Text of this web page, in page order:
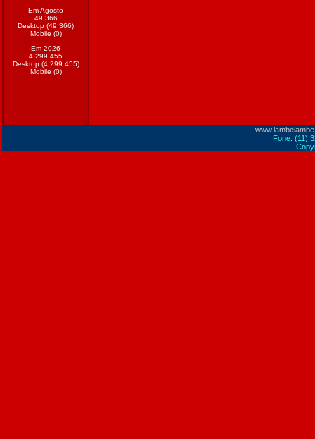
Em Agosto
49.366
Desktop (49.366)
Mobile (0)
Em 2026
4.299.455
Desktop (4.299.455)
Mobile (0)
Fone: (11)